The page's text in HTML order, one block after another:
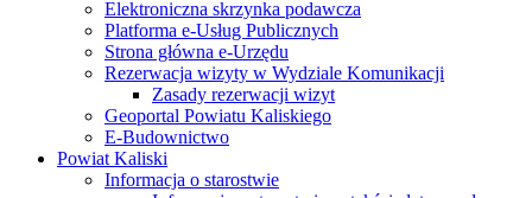
Elektroniczna skrzynka podawcza
Platforma e-Usług Publicznych
Strona główna e-Urzędu
Rezerwacja wizyty w Wydziale Komunikacji
Zasady rezerwacji wizyt
Geoportal Powiatu Kaliskiego
E-Budownictwo
Powiat Kaliski
Informacja o starostwie